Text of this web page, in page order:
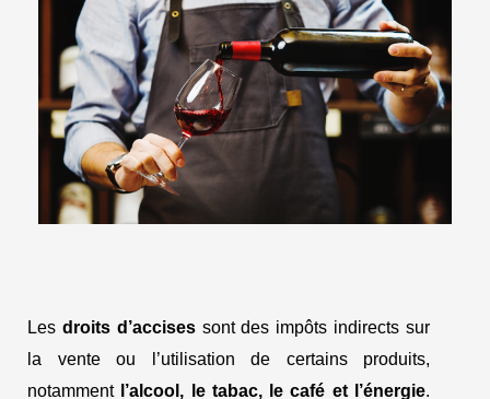
Les droits d’accisessont des impôts indirects sur
la vente ou l’utilisation de certains produits,
notamment l’alcool, le tabac, le café et l’énergie.